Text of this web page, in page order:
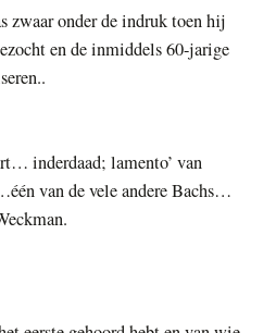
zwaar onder de indruk toen hij
en de inmiddels 60-jarige
inderdaad; lamento’ van
van de vele andere Bachs…